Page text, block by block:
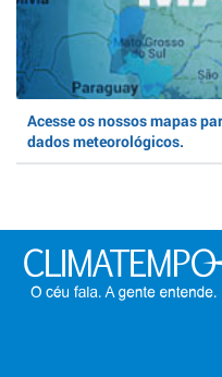
Acesse os nossos mapas
dados meteorológicos.